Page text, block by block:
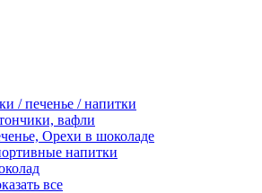
/ печенье / напитки
вафли
Орехи в шоколаде
напитки
все